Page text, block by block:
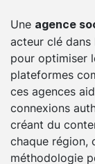
Une agence
acteur clé dans
pour optimiser
plateformes
ces agences
connexions
créant du
chaque région,
méthodologie